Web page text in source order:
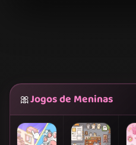
🎀Jogos de Meninas